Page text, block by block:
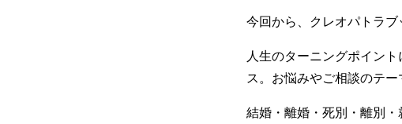
今回から、クレオパトラブ
人生のターニングポイン
ス。お悩みやご相談のテー
結婚・離婚・死別・離別